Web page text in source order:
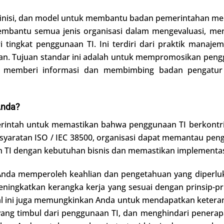
dan model untuk membantu badan pemerintahan
semua jenis organisasi dalam mengevaluasi,
tingkat penggunaan TI. Ini terdiri dari praktik
Tujuan standar ini adalah untuk mempromosikan
informasi dan membimbing badan
untuk memastikan bahwa penggunaan TI
ISO / IEC 38500, organisasi dapat memantau
dengan kebutuhan bisnis dan memastikan
memperoleh keahlian dan pengetahuan yang
kerangka kerja yang sesuai dengan prinsip-
ini juga memungkinkan Anda untuk mendapatkan
timbul dari penggunaan TI, dan menghindari